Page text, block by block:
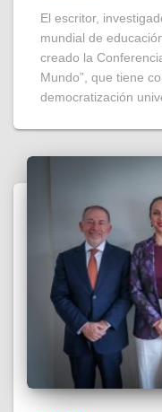
El escritor,
mundial de
creado la
Mundo”, que tiene
democratización